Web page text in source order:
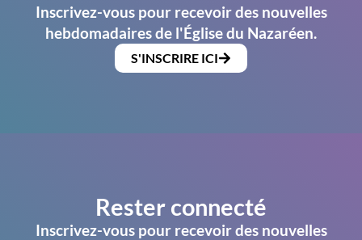
Inscrivez-vous pour recevoir des nouvelles
hebdomadaires de l'Église du Nazaréen.
S'INSCRIRE ICI
Rester connecté
Inscrivez-vous pour recevoir des nouvelles